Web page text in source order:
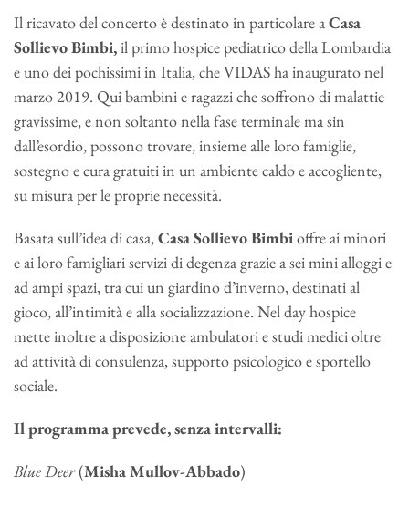
Il ricavato del concerto è destinato in particolare aCasa
Sollievo Bimbi,il primo hospice pediatrico della Lombardia
e uno dei pochissimi in Italia, che VIDAS ha inaugurato nel
marzo 2019. Qui bambini e ragazzi che soffrono di malattie
gravissime, e non soltanto nella fase terminale ma sin
dall’esordio, possono trovare, insieme alle loro famiglie,
sostegno e cura gratuiti in un ambiente caldo e accogliente,
su misura per le proprie necessità.
Basata sull’idea di casa,Casa Sollievo Bimbioffre ai minori
e ai loro famigliari servizi di degenza grazie a sei mini alloggi e
ad ampi spazi, tra cui un giardino d’inverno, destinati al
gioco, all’intimità e alla socializzazione. Nel day hospice
mette inoltre a disposizione ambulatori e studi medici oltre
ad attività di consulenza, supporto psicologico e sportello
sociale.
Il programma prevede, senza intervalli:
Blue Deer(Misha Mullov-Abbado)